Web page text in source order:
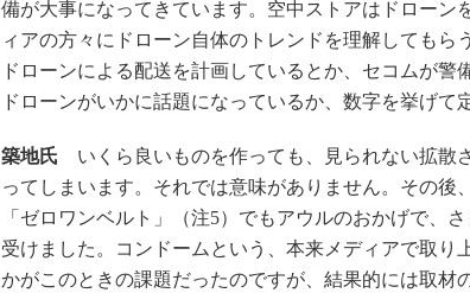
備が大事になってきています。空中ストアはドローン
ィアの方々にドローン自体のトレンドを理解してもら
ドローンによる配送を計画しているとか、セコムが警
ドローンがいかに話題になっているか、数字を挙げて
築地氏 いくら良いものを作っても、見られない拡散
ってしまいます。それでは意味がありません。その後
「ゼロワンベルト」（注5）でもアウルのおかげで、
受けました。コンドームという、本来メディアで取り
かがこのときの課題だったのですが、結果的には取材